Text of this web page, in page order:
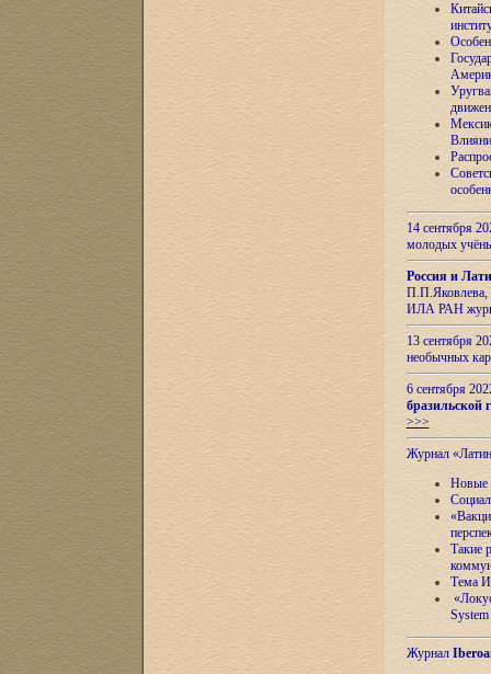
14 сентября
молодых
Россия и
П.П.Яковлева,
ИЛА РАН
13 сентября
необычных
6 сентября
бразильской
>>>
Журнал
Новые
Такие
Тема
Журнал